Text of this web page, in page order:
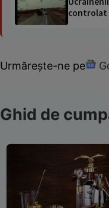
controlat
Urmărește-ne pe
Ghid de